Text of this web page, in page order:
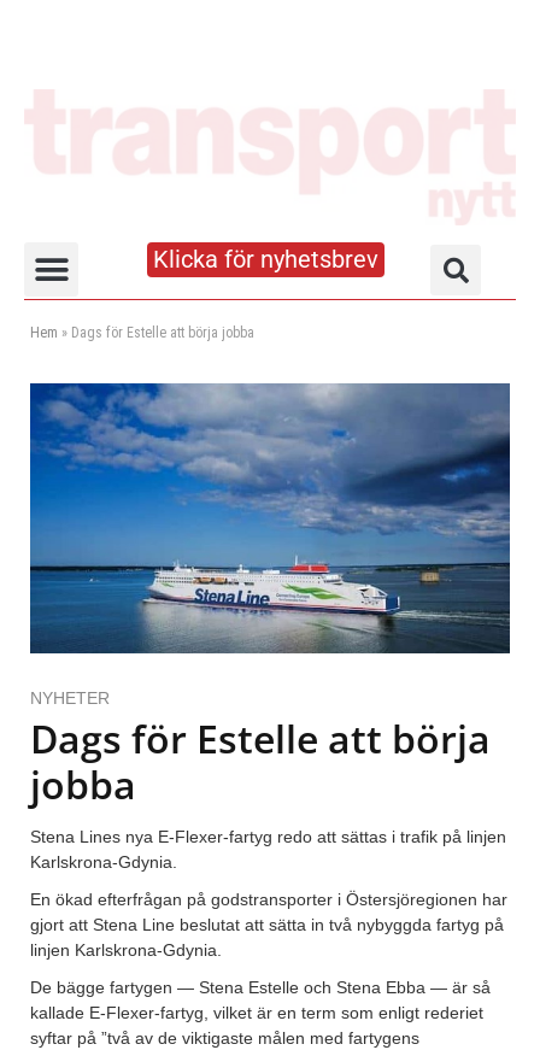
Klicka för nyhetsbrev
Hem » Dags för Estelle att börja jobba
NYHETER
Dags för Estelle att börja
jobba
Stena Lines nya E-Flexer-fartyg redo att sättas i trafik på linjen
Karlskrona-Gdynia.
En ökad efterfrågan på godstransporter i Östersjöregionen har
gjort att Stena Line beslutat att sätta in två nybyggda fartyg på
linjen Karlskrona-Gdynia.
De bägge fartygen — Stena Estelle och Stena Ebba — är så
kallade E-Flexer-fartyg, vilket är en term som enligt rederiet
syftar på ”två av de viktigaste målen med fartygens